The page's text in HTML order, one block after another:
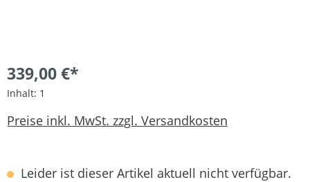
339,00 €*
Inhalt: 1
Preise inkl. MwSt. zzgl. Versandkosten
Leider ist dieser Artikel aktuell nicht verfügbar.